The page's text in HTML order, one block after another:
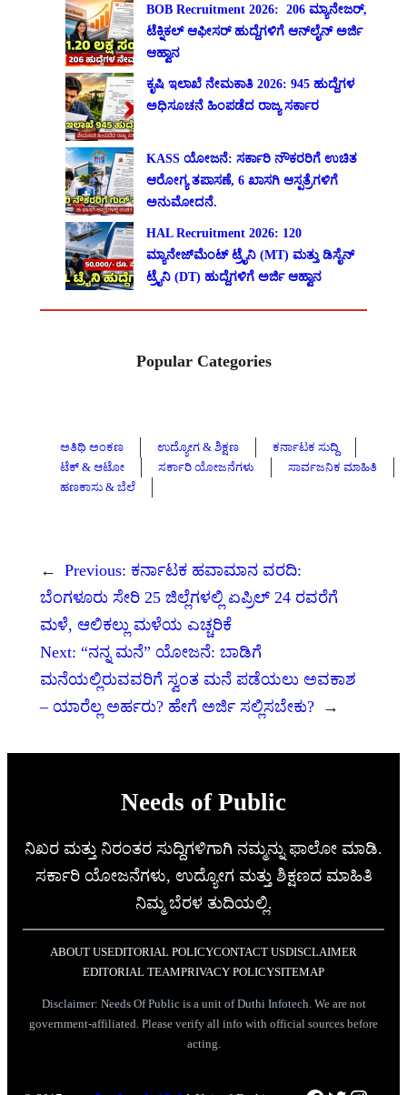
BOB Recruitment 2026: 206 ಮ್ಯಾನೇಜರ್,
ಟೆಕ್ನಿಕಲ್ ಆಫೀಸರ್ ಹುದ್ದೆಗಳಿಗೆ ಆನ್‌ಲೈನ್ ಅರ್ಜಿ
ಆಹ್ವಾನ
ಕೃಷಿ ಇಲಾಖೆ ನೇಮಕಾತಿ 2026: 945 ಹುದ್ದೆಗಳ
ಅಧಿಸೂಚನೆ ಹಿಂಪಡೆದ ರಾಜ್ಯ ಸರ್ಕಾರ
KASS ಯೋಜನೆ: ಸರ್ಕಾರಿ ನೌಕರರಿಗೆ ಉಚಿತ
ಆರೋಗ್ಯ ತಪಾಸಣೆ, 6 ಖಾಸಗಿ ಆಸ್ಪತ್ರೆಗಳಿಗೆ
ಅನುಮೋದನೆ.
HAL Recruitment 2026: 120
ಮ್ಯಾನೇಜ್‌ಮೆಂಟ್ ಟ್ರೈನಿ (MT) ಮತ್ತು ಡಿಸೈನ್
ಟ್ರೈನಿ (DT) ಹುದ್ದೆಗಳಿಗೆ ಅರ್ಜಿ ಆಹ್ವಾನ
Popular Categories
ಅತಿಥಿ ಅಂಕಣ ಉದ್ಯೋಗ & ಶಿಕ್ಷಣ
ಕರ್ನಾಟಕ ಸುದ್ದಿ
ಟೆಕ್ & ಆಟೋ
ಸರ್ಕಾರಿ ಯೋಜನೆಗಳು
ಸಾರ್ವಜನಿಕ ಮಾಹಿತಿ
ಹಣಕಾಸು & ಬೆಲೆ
← Previous: ಕರ್ನಾಟಕ ಹವಾಮಾನ ವರದಿ:
ಬೆಂಗಳೂರು ಸೇರಿ 25 ಜಿಲ್ಲೆಗಳಲ್ಲಿ ಏಪ್ರಿಲ್ 24 ರವರೆಗೆ
ಮಳೆ, ಆಲಿಕಲ್ಲು ಮಳೆಯ ಎಚ್ಚರಿಕೆ
Next: “ನನ್ನ ಮನೆ” ಯೋಜನೆ: ಬಾಡಿಗೆ
ಮನೆಯಲ್ಲಿರುವವರಿಗೆ ಸ್ವಂತ ಮನೆ ಪಡೆಯಲು ಅವಕಾಶ
– ಯಾರೆಲ್ಲ ಅರ್ಹರು? ಹೇಗೆ ಅರ್ಜಿ ಸಲ್ಲಿಸಬೇಕು? →
Needs of Public
ನಿಖರ ಮತ್ತು ನಿರಂತರ ಸುದ್ದಿಗಳಿಗಾಗಿ ನಮ್ಮನ್ನು ಫಾಲೋ ಮಾಡಿ.
ಸರ್ಕಾರಿ ಯೋಜನೆಗಳು, ಉದ್ಯೋಗ ಮತ್ತು ಶಿಕ್ಷಣದ ಮಾಹಿತಿ
ನಿಮ್ಮ ಬೆರಳ ತುದಿಯಲ್ಲಿ.
ABOUT USEDITORIAL POLICYCONTACT USDISCLAIMER
EDITORIAL TEAMPRIVACY POLICYSITEMAP
Disclaimer: Needs Of Public is a unit of Duthi Infotech. We are not
government-affiliated. Please verify all info with official sources before
acting.